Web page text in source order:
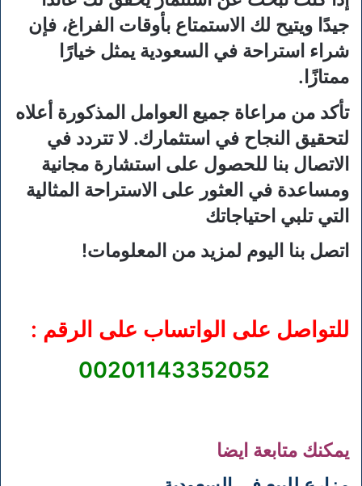
جيدًا ويتيح لك الاستمتاع بأوقات الفراغ، فإن
شراء استراحة في السعودية يمثل خيارًا
ممتازًا.
تأكد من مراعاة جميع العوامل المذكورة أعلاه
لتحقيق النجاح في استثمارك. لا تتردد في
الاتصال بنا للحصول على استشارة مجانية
ومساعدة في العثور على الاستراحة المثالية
التي تلبي احتياجاتك
اتصل بنا اليوم لمزيد من المعلومات!
للتواصل على الواتساب على الرقم :
يمكنك متابعة ايضا